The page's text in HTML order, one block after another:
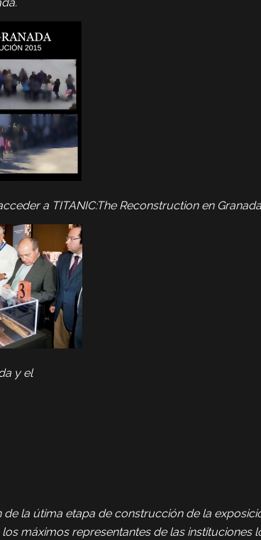
a TITANIC:The Reconstruction en
y el
la útima etapa de construcción de la
máximos representantes de las instituciones